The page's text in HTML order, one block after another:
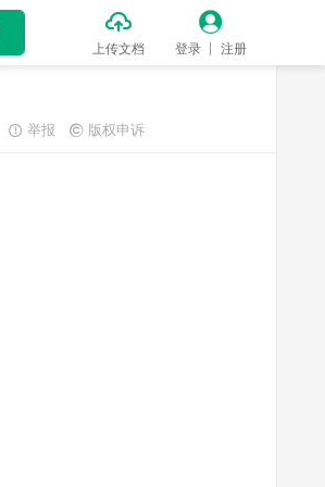

上传文档

登录 注册
 举报  版权申诉